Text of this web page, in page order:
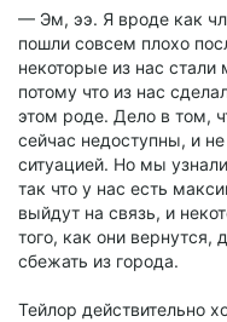
— Эм, ээ. Я вроде как
пошли совсем плохо
некоторые из нас
потому что из нас
этом роде. Дело в том,
сейчас недоступны, и
ситуацией. Но мы
так что у нас есть
выйдут на связь, и
того, как они
сбежать из города.
Тейлор действительно